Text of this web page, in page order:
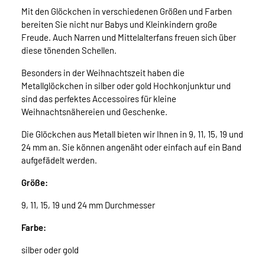
Mit den Glöckchen in verschiedenen Größen und Farben
bereiten Sie nicht nur Babys und Kleinkindern große
Freude. Auch Narren und Mittelalterfans freuen sich über
diese tönenden Schellen.
Besonders in der Weihnachtszeit haben die
Metallglöckchen in silber oder gold Hochkonjunktur und
sind das perfektes Accessoires für kleine
Weihnachtsnähereien und Geschenke.
Die Glöckchen aus Metall bieten wir Ihnen in 9, 11, 15, 19 und
24 mm an. Sie können angenäht oder einfach auf ein Band
aufgefädelt werden.
Größe:
9, 11, 15, 19 und 24 mm Durchmesser
Farbe:
silber oder gold